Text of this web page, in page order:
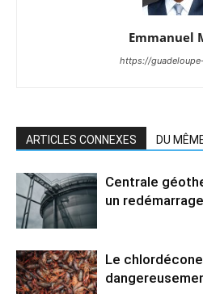
Emmanuel
https://
ARTICLES CONNEXES DU
Centrale
un
Le